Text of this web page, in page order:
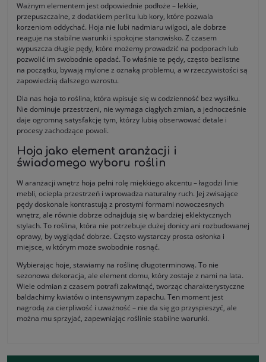
Ważnym elementem jest odpowiednie podłoże – lekkie,
przepuszczalne, z dodatkiem perlitu lub kory, które pozwala
korzeniom oddychać. Hoja nie lubi nadmiaru wilgoci, ale dobrze
reaguje na stabilne warunki i spokojne stanowisko. Z czasem
wypuszcza długie pędy, które możemy prowadzić na podporach lub
pozwolić im swobodnie opadać. To właśnie te pędy, często bezlistne
na początku, bywają mylone z oznaką problemu, a w rzeczywistości są
zapowiedzią dalszego wzrostu.
Dla nas hoja to roślina, która wpisuje się w codzienność bez wysiłku.
Nie dominuje przestrzeni, nie wymaga ciągłych zmian, a jednocześnie
daje ogromną satysfakcję tym, którzy lubią obserwować detale i
procesy zachodzące powoli.
Hoja jako element aranżacji i
świadomego wyboru roślin
W aranżacji wnętrz hoja pełni rolę miękkiego akcentu – łagodzi linie
mebli, ociepla przestrzeń i wprowadza naturalny ruch. Jej zwisające
pędy doskonale kontrastują z prostymi formami nowoczesnych
wnętrz, ale równie dobrze odnajdują się w bardziej eklektycznych
stylach. To roślina, która nie potrzebuje dużej donicy ani rozbudowanej
oprawy, by wyglądać dobrze. Często wystarczy prosta osłonka i
miejsce, w którym może swobodnie rosnąć.
Wybierając hoje, stawiamy na roślinę długoterminową. To nie
sezonowa dekoracja, ale element domu, który zostaje z nami na lata.
Wiele odmian z czasem potrafi zakwitnąć, tworząc charakterystyczne
baldachimy kwiatów o intensywnym zapachu. Ten moment jest
nagrodą za cierpliwość i uważność – nie da się go przyspieszyć, ale
można mu sprzyjać, zapewniając roślinie stabilne warunki.